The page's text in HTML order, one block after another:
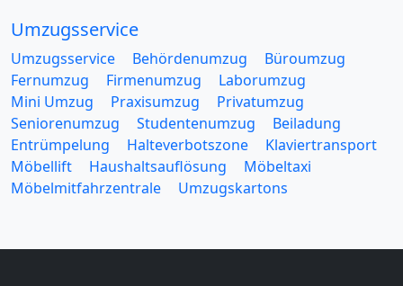
Umzugsservice
Umzugsservice Behördenumzug
Büroumzug
Fernumzug
Firmenumzug
Laborumzug
Mini Umzug
Praxisumzug
Privatumzug
Seniorenumzug
Studentenumzug
Beiladung
Entrümpelung
Halteverbotszone
Klaviertransport
Möbellift
Haushaltsauflösung
Möbeltaxi
Möbelmitfahrzentrale
Umzugskartons